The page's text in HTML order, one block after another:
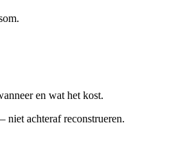
en wat het kost.
achteraf reconstrueren.